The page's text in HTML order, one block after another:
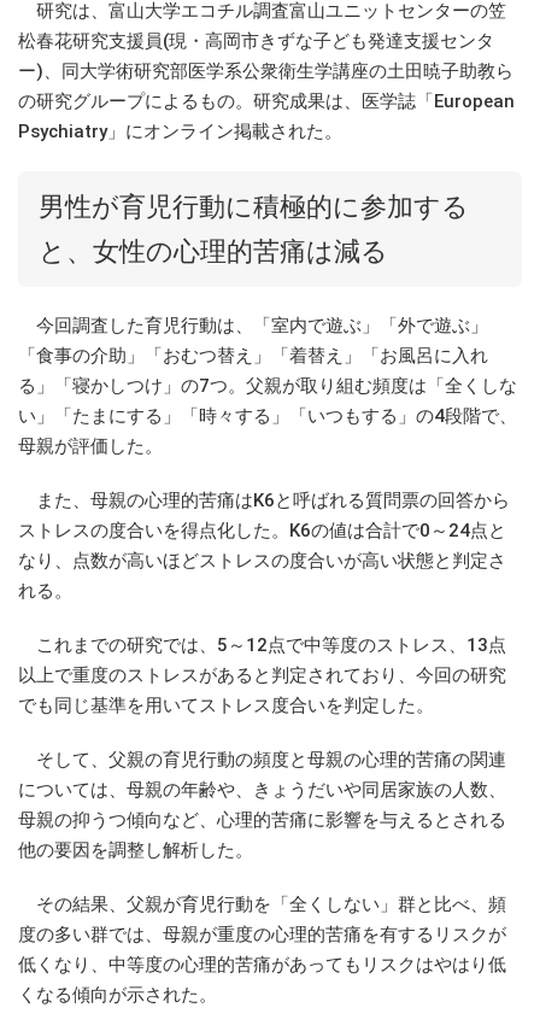
研究は、富山大学エコチル調査富山ユニットセンターの笠
松春花研究支援員(現・高岡市きずな子ども発達支援センタ
ー)、同大学術研究部医学系公衆衛生学講座の土田暁子助教ら
の研究グループによるもの。研究成果は、医学誌「European
Psychiatry」にオンライン掲載された。
男性が育児行動に積極的に参加する
と、女性の心理的苦痛は減る
今回調査した育児行動は、「室内で遊ぶ」「外で遊ぶ」
「食事の介助」「おむつ替え」「着替え」「お風呂に入れ
る」「寝かしつけ」の7つ。父親が取り組む頻度は「全くしな
い」「たまにする」「時々する」「いつもする」の4段階で、
母親が評価した。
また、母親の心理的苦痛はK6と呼ばれる質問票の回答から
ストレスの度合いを得点化した。K6の値は合計で0～24点と
なり、点数が高いほどストレスの度合いが高い状態と判定さ
れる。
これまでの研究では、5～12点で中等度のストレス、13点
以上で重度のストレスがあると判定されており、今回の研究
でも同じ基準を用いてストレス度合いを判定した。
そして、父親の育児行動の頻度と母親の心理的苦痛の関連
については、母親の年齢や、きょうだいや同居家族の人数、
母親の抑うつ傾向など、心理的苦痛に影響を与えるとされる
他の要因を調整し解析した。
その結果、父親が育児行動を「全くしない」群と比べ、頻
度の多い群では、母親が重度の心理的苦痛を有するリスクが
低くなり、中等度の心理的苦痛があってもリスクはやはり低
くなる傾向が示された。